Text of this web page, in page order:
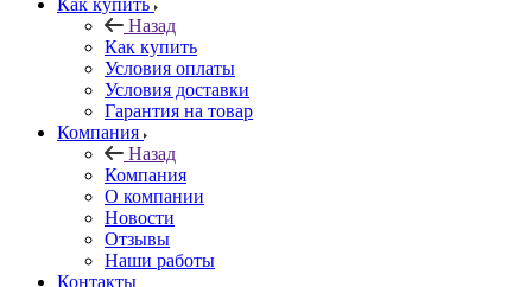
Как купить
Назад
Как купить
Условия оплаты
Условия доставки
Гарантия на товар
Компания
Назад
Компания
О компании
Новости
Отзывы
Наши работы
Контакты